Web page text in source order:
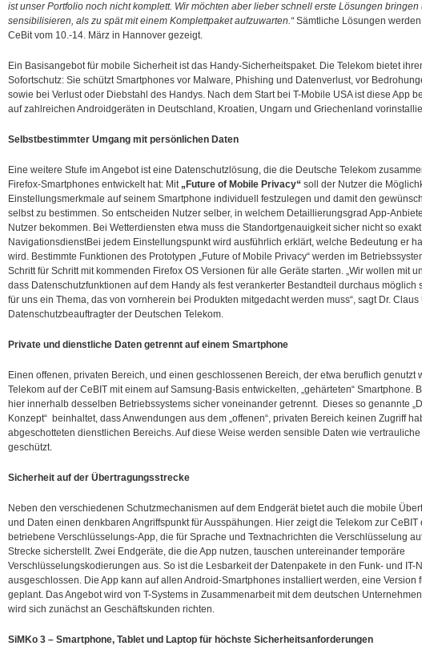
ist unser Portfolio noch nicht komplett. Wir möchten aber lieber schnell erste Lösungen bringen
sensibilisieren, als zu spät mit einem Komplettpaket aufzuwarten.“Sämtliche Lösungen
CeBit vom 10.-14. März in Hannover gezeigt.
Ein Basisangebot für mobile Sicherheit ist das Handy-Sicherheitspaket. Die Telekom bietet
Sofortschutz: Sie schützt Smartphones vor Malware, Phishing und Datenverlust, vor
sowie bei Verlust oder Diebstahl des Handys. Nach dem Start bei T-Mobile USA ist diese App
auf zahlreichen Androidgeräten in Deutschland, Kroatien, Ungarn und Griechenland
Selbstbestimmter Umgang mit persönlichen Daten
Eine weitere Stufe im Angebot ist eine Datenschutzlösung, die die Deutsche Telekom
Firefox-Smartphones entwickelt hat: Mit „Future of Mobile Privacy“ soll der Nutzer die
Einstellungsmerkmale auf seinem Smartphone individuell festzulegen und damit den
selbst zu bestimmen. So entscheiden Nutzer selber, in welchem Detaillierungsgrad App-
Nutzer bekommen. Bei Wetterdiensten etwa muss die Standortgenauigkeit sicher nicht so
NavigationsdienstBei jedem Einstellungspunkt wird ausführlich erklärt, welche Bedeutung er
wird. Bestimmte Funktionen des Prototypen „Future of Mobile Privacy“ werden im
Schritt für Schritt mit kommenden Firefox OS Versionen für alle Geräte starten. „Wir wollen mit
dass Datenschutzfunktionen auf dem Handy als fest verankerter Bestandteil durchaus möglich
für uns ein Thema, das von vornherein bei Produkten mitgedacht werden muss“, sagt Dr. Claus
Datenschutzbeauftragter der Deutschen Telekom.
Private und dienstliche Daten getrennt auf einem Smartphone
Einen offenen, privaten Bereich, und einen geschlossenen Bereich, der etwa beruflich genutzt
Telekom auf der CeBIT mit einem auf Samsung-Basis entwickelten, „gehärteten“ Smartphone.
hier innerhalb desselben Betriebssystems sicher voneinander getrennt. Dieses so genannte
Konzept“ beinhaltet, dass Anwendungen aus dem „offenen“, privaten Bereich keinen Zugriff
abgeschotteten dienstlichen Bereichs. Auf diese Weise werden sensible Daten wie
geschützt.
Sicherheit auf der Übertragungsstrecke
Neben den verschiedenen Schutzmechanismen auf dem Endgerät bietet auch die mobile
und Daten einen denkbaren Angriffspunkt für Ausspähungen. Hier zeigt die Telekom zur CeBIT
betriebene Verschlüsselungs-App, die für Sprache und Textnachrichten die Verschlüsselung
Strecke sicherstellt. Zwei Endgeräte, die die App nutzen, tauschen untereinander temporäre
Verschlüsselungskodierungen aus. So ist die Lesbarkeit der Datenpakete in den Funk- und IT-
ausgeschlossen. Die App kann auf allen Android-Smartphones installiert werden, eine Version
geplant. Das Angebot wird von T-Systems in Zusammenarbeit mit dem deutschen
wird sich zunächst an Geschäftskunden richten.
SiMKo 3 – Smartphone, Tablet und Laptop für höchste Sicherheitsanforderungen